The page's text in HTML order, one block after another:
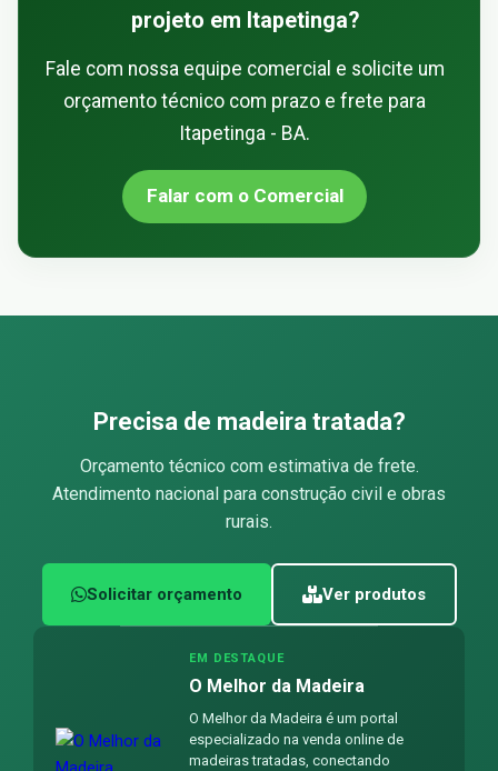
projeto em Itapetinga?
Fale com nossa equipe comercial e solicite um
orçamento técnico com prazo e frete para
Itapetinga - BA.
Falar com o Comercial
Precisa de madeira tratada?
Orçamento técnico com estimativa de frete.
Atendimento nacional para construção civil e obras
rurais.
Solicitar orçamento Ver produtos
EM DESTAQUE
O Melhor da Madeira
O Melhor da Madeira é um portal
especializado na venda online de
madeiras tratadas, conectando